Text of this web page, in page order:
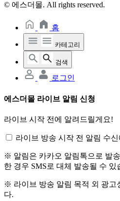
© 에스더몰. All rights reserved.
홈
카테고리
검색
로그인
에스더몰 라이브 알림 신청
라이브 시작 전에 알려드릴게요!
라이브 방송 시작 전 알림 수
※ 알림은 카카오 알림톡으로 발
한 경우 SMS로 대체 발송될 수 있
※ 라이브 방송 알림 목적 외 광고
다.